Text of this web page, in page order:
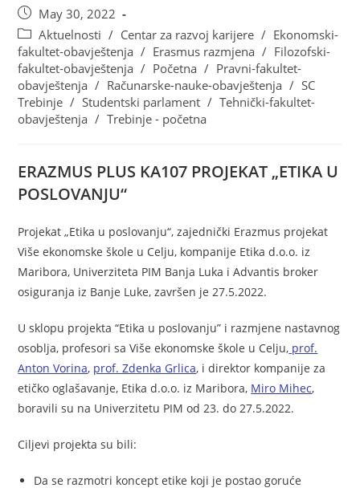
May 30, 2022
Aktuelnosti / Centar za razvoj karijere / Ekonomski-
fakultet-obavještenja / Erasmus razmjena / Filozofski-
fakultet-obavještenja / Početna / Pravni-fakultet-
obavještenja / Računarske-nauke-obavještenja / SC
Trebinje / Studentski parlament / Tehnički-fakultet-
obavještenja / Trebinje - početna
ERAZMUS PLUS KA107 PROJEKAT „ETIKA U
POSLOVANJU“
Projekat „Etika u poslovanju“, zajednički Erazmus projekat
Više ekonomske škole u Celju, kompanije Etika d.o.o. iz
Maribora, Univerziteta PIM Banja Luka i Advantis broker
osiguranja iz Banje Luke, završen je 27.5.2022.
U sklopu projekta “Etika u poslovanju” i razmjene nastavnog
osoblja, profesori sa Više ekonomske škole u Celju, prof.
Anton Vorina, prof. Zdenka Grlica, i direktor kompanije za
etičko oglašavanje, Etika d.o.o. iz Maribora, Miro Mihec,
boravili su na Univerzitetu PIM od 23. do 27.5.2022.
Ciljevi projekta su bili:
Da se razmotri koncept etike koji je postao goruće